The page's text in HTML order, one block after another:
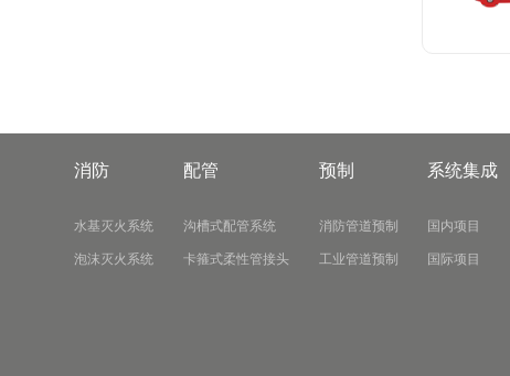
消防
水基灭火系统
泡沫灭火系统
配管
沟槽式配管系统
卡箍式柔性管接头
预制
消防管道预制
工业管道预制
系统集成
国内项目
国际项目